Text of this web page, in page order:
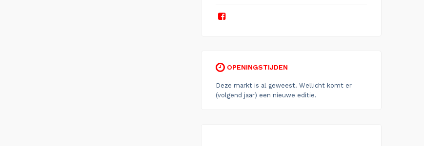
OPENINGSTIJDEN
Deze markt is al geweest. Wellicht komt er
(volgend jaar) een nieuwe editie.